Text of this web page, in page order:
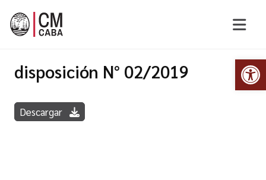
disposición N° 02/2019
Descargar